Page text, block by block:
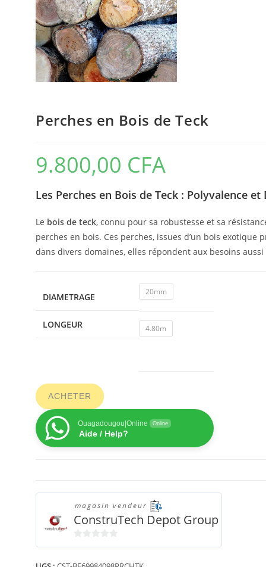
Perches en Bois de Teck
9.800,00 CFA
Les Perches en Bois de Teck : Polyvalence
Le bois de teck, connu pour sa robustesse et sa
perches en bois. Ces perches, issues d’un bois
dans divers domaines, elles répondent aux besoins
DIAMETRAGE 20mm
LONGEUR 4.80m
ACHETER
Ouagadougou|Online Online
Aide / Help?
magasin vendeur
ConstruTech Depot Group